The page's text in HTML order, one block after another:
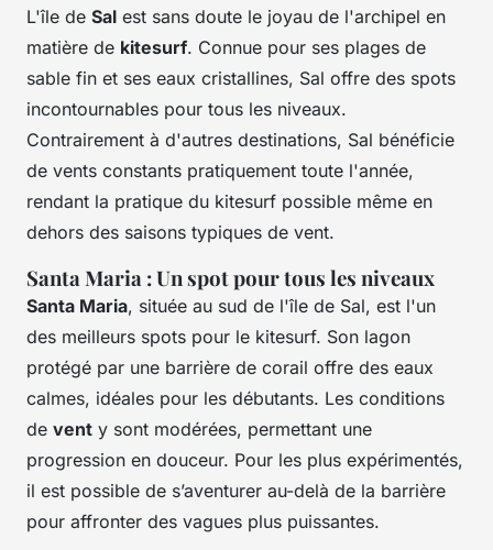
L'île de Sal est sans doute le joyau de l'archipel en
matière de kitesurf. Connue pour ses plages de
sable fin et ses eaux cristallines, Sal offre des spots
incontournables pour tous les niveaux.
Contrairement à d'autres destinations, Sal bénéficie
de vents constants pratiquement toute l'année,
rendant la pratique du kitesurf possible même en
dehors des saisons typiques de vent.
Santa Maria : Un spot pour tous les niveaux
Santa Maria, située au sud de l'île de Sal, est l'un
des meilleurs spots pour le kitesurf. Son lagon
protégé par une barrière de corail offre des eaux
calmes, idéales pour les débutants. Les conditions
de vent y sont modérées, permettant une
progression en douceur. Pour les plus expérimentés,
il est possible de s’aventurer au-delà de la barrière
pour affronter des vagues plus puissantes.